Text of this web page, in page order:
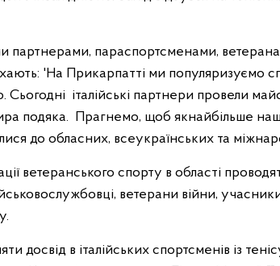
партнерами, параспортсменами,
'На Прикарпатті ми популяризуємо
Сьогодні італійські партнери провели
подяка. Прагнемо, щоб якнайбільше
до обласних, всеукраїнських та
ветеранського спорту в області
ветерани війни,
в італійських спортсменів із